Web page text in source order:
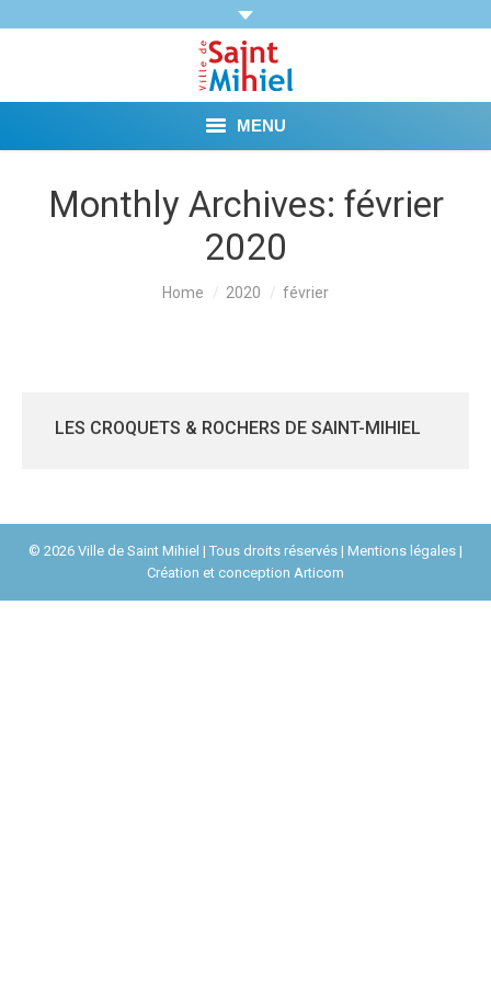
MENU
Agenda
Vie municipale
Démarches et Aides
Monthly Archives: février
2020
Home 2020 février
LES CROQUETS & ROCHERS DE SAINT-MIHIEL
© 2026 Ville de Saint Mihiel | Tous droits réservés | Mentions légales |
Création et conception Articom